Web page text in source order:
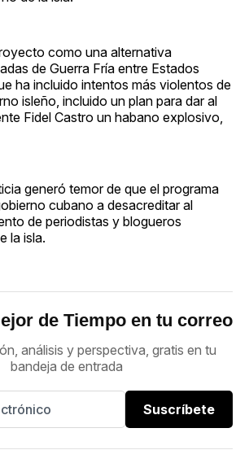
como una alternativa
de Guerra Fría entre Estados
ha incluido intentos más violentos de
isleño, incluido un plan para dar al
Fidel Castro un habano explosivo,
generó temor de que el programa
cubano a desacreditar al
de periodistas y blogueros
la isla.
de Tiempo en tu correo
análisis y perspectiva, gratis en tu
bandeja de entrada
Suscríbete